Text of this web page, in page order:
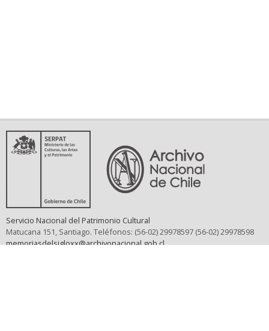
Servicio Nacional del Patrimonio Cultural
Matucana 151, Santiago. Teléfonos: (56-02) 29978597 (56-02) 29978598
memoriasdelsigloxx@archivonacional.gob.cl